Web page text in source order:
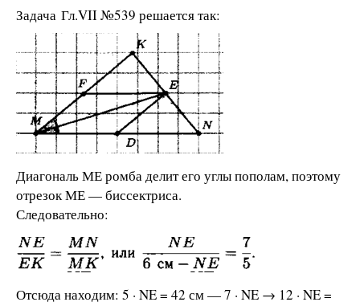
Задача Гл.VII №539 решается так:
Диагональ МЕ ромба делит его углы пополам, поэтому
отрезок МЕ — биссектриса.
Следовательно:
Отсюда находим: 5 · NE = 42 см — 7 · NE → 12 · NE =